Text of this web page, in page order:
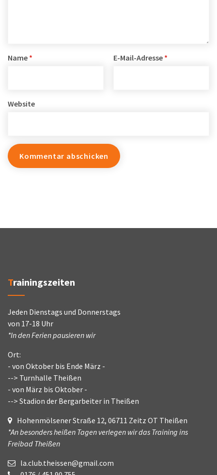
Name * E-Mail-Adresse *
Website
Trainingszeiten
Jeden Dienstags und Donnerstags
von 17-18 Uhr
*In den Ferien pausieren wir
Ort:
- von Oktober bis Ende März -
--> Turnhalle Theißen
- von März bis Oktober -
--> Stadion der Bergarbeiter in Theißen
Hohenmölsener Straße 12, 06711 Zeitz OT Theißen
*An besonders heißen Tagen verlegen wir das Training ins
Freibad Theißen
la.club.theissen@gmail.com